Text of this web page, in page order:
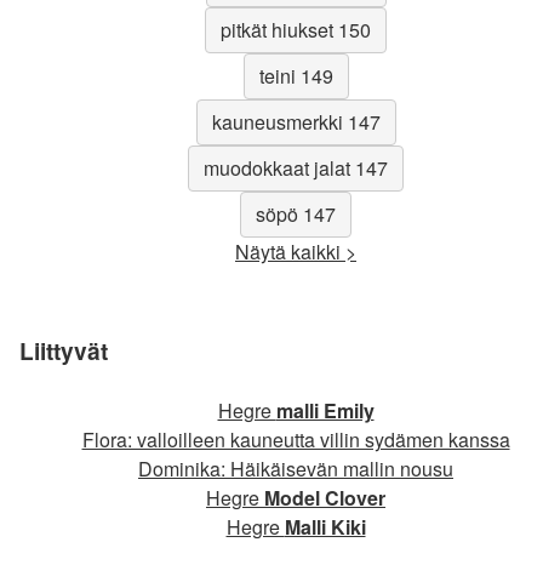
pitkät hiukset 150
teini 149
kauneusmerkki 147
muodokkaat jalat 147
söpö 147
Näytä kaikki >
Liittyvät
Hegre malli Emily
Flora: valloilleen kauneutta villin sydämen kanssa
Dominika: Häikäisevän mallin nousu
Hegre Model Clover
Hegre Malli Kiki